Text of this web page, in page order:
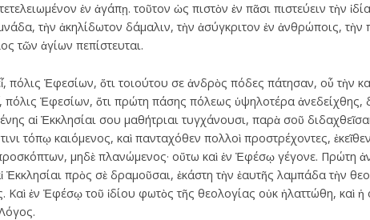
ἐν ἀγάπῃ. τοῦτον ὡς πιστὸν ἐν πᾶσι πιστεύειν τὴν
τὴν ἀκηλίδωτον δάμαλιν, τὴν ἀσύγκριτον ἐν ἀνθρώποις,
τῶν ἁγίων πεπίστευται.
πόλις Ἐφεσίων, ὅτι τοιούτου σε ἀνδρὸς πόδες πάτησαν, οὗ τὴν
πόλις Ἐφεσίων, ὅτι πρώτη πάσης πόλεως ὑψηλοτέρα ἀνεδείχθης,
αἱ Ἐκκλησίαι σου μαθήτριαι τυγχάνουσι, παρὰ σοῦ
τόπῳ καιόμενος, καὶ πανταχόθεν πολλοὶ προστρέχοντες,
μηδὲ πλανώμενος· οὕτω καὶ ἐν Ἐφέσῳ γέγονε. Πρώτη
Ἐκκλησίαι πρὸς σὲ δραμοῦσαι, ἑκάστη τὴν ἑαυτῆς λαμπάδα τὴν
Καὶ ἐν Ἐφέσῳ τοῦ ἰδίου φωτὸς τῆς θεολογίας οὐκ ἠλαττώθη, καὶ ἡ